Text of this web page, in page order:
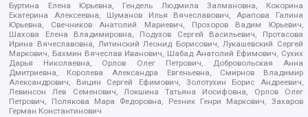
Буртина Елена Юрьевна, Гендель Людмила Залмановна, Кокорина
Екатерина Алексеевна, Шуманов Илья Вячеславович, Арапова Галина
Юрьевна, Свечников Анатолий Мариевич, Прохоров Вадим Юрьевич,
Шахова Елена Владимировна, Подузов Сергей Васильевич, Протасова
Ирина Вячеславовна, Литинский Леонид Борисович, Лукашевский Сергей
Маркович, Бахмин Вячеслав Иванович, Шабад Анатолий Ефимович, Сухих
Дарья Николаевна, Орлов Олег Петрович, Добровольская Анна
Дмитриевна, Королева Александра Евгеньевна, Смирнов Владимир
Александрович, Вицин Сергей Ефимович, Золотухин Борис Андреевич,
Левинсон Лев Семенович, Локшина Татьяна Иосифовна, Орлов Олег
Петрович, Полякова Мара Федоровна, Резник Генри Маркович, Захаров
Герман Константинович